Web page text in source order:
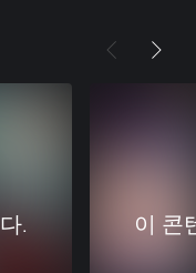
. 이 콘